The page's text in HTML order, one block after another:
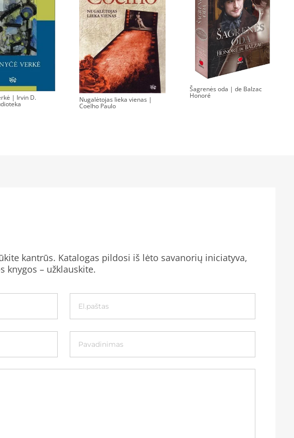
| Irvin D. Nugalėtojas lieka vienas |
Coelho Paulo
Šagrenės oda | de Balzac
Honoré
kantrūs. Katalogas pildosi iš lėto savanorių iniciatyva,
knygos – užklauskite.